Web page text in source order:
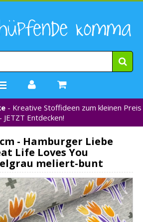
- Kreative Stoffideen zum kleinen Preis
- JETZT Entdecken!
- Hamburger Liebe
Life Loves You
meliert-bunt